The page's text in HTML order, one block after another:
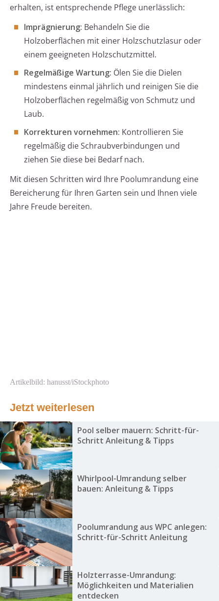
erhalten, ist entsprechende Pflege unerlässlich:
Imprägnierung: Behandeln Sie die
Holzoberflächen mit einer Holzschutzlasur oder
einem geeigneten Holzschutzmittel.
Regelmäßige Wartung: Ölen Sie die Dielen
mindestens einmal jährlich und reinigen Sie die
Holzoberflächen regelmäßig von Schmutz und
Laub.
Korrekturen vornehmen: Kontrollieren Sie
regelmäßig die Schraubverbindungen und
ziehen Sie diese bei Bedarf nach.
Mit diesen Schritten wird Ihre Poolumrandung eine
Bereicherung für Ihren Garten sein und Ihnen viele
Jahre Freude bereiten.
Artikelbild: hanusst/iStockphoto
Jetzt weiterlesen
Pool selber mauern: Schritt-für-
Schritt Anleitung & Tipps
Whirlpool-Umrandung selber
bauen: Anleitung & Tipps
Poolumrandung aus WPC anlegen:
Schritt-für-Schritt Anleitung
Holzterrasse-Umrandung:
Möglichkeiten und Materialien
entdecken